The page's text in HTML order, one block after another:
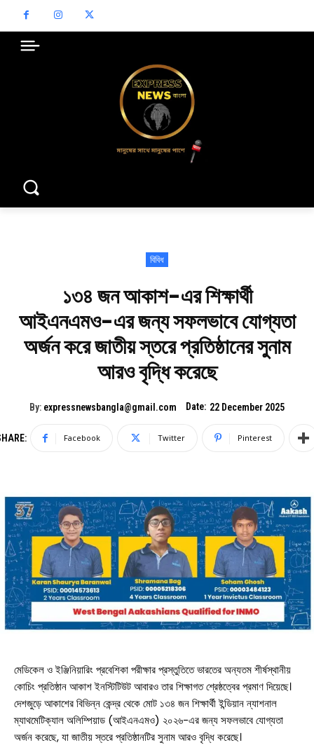
বিবিধ
১৩৪ জন আকাশ-এর শিক্ষার্থী
আইএনএমও-এর জন্য সফলভাবে যোগ্যতা
অর্জন করে জাতীয় স্তরে প্রতিষ্ঠানের সুনাম
আরও বৃদ্ধি করেছে
By: expressnewsbangla@gmail.com Date: 22 December 2025
Facebook Twitter Pinterest
মেডিকেল ও ইঞ্জিনিয়ারিং প্রবেশিকা পরীক্ষার প্রস্তুতিতে ভারতের অন্যতম শীর্ষস্থানীয়
কোচিং প্রতিষ্ঠান আকাশ ইনস্টিটিউট আবারও তার শিক্ষাগত শ্রেষ্ঠত্বের প্রমাণ দিয়েছে।
দেশজুড়ে আকাশের বিভিন্ন কেন্দ্র থেকে মোট ১৩৪ জন শিক্ষার্থী ইন্ডিয়ান ন্যাশনাল
ম্যাথমেটিক্যাল অলিম্পিয়াড (আইএনএমও) ২০২৬-এর জন্য সফলভাবে যোগ্যতা
অর্জন করেছে, যা জাতীয় স্তরে প্রতিষ্ঠানটির সুনাম আরও বৃদ্ধি করেছে।